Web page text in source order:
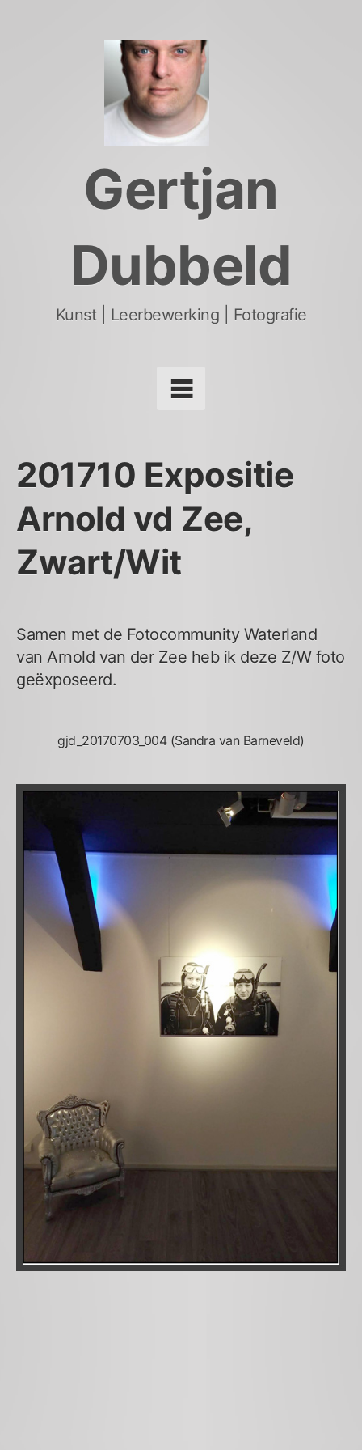
Gertjan
Dubbeld
Kunst | Leerbewerking | Fotografie
201710 Expositie
Arnold vd Zee,
Zwart/Wit
Samen met de Fotocommunity Waterland
van Arnold van der Zee heb ik deze Z/W foto
geëxposeerd.
gjd_20170703_004 (Sandra van Barneveld)